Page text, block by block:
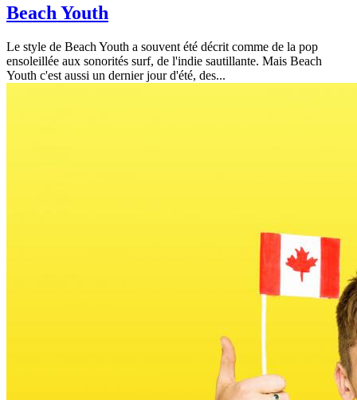
Beach Youth
Le style de Beach Youth a souvent été décrit comme de la pop
ensoleillée aux sonorités surf, de l'indie sautillante. Mais Beach
Youth c'est aussi un dernier jour d'été, des...